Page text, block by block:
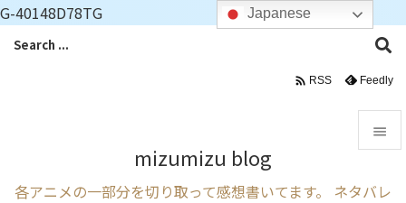
G-40148D78TG
mizumizu blog
各アニメの一部分を切り取って感想書いてます。 ネタバレ

メニュ
 RSS Feedly
Japanese